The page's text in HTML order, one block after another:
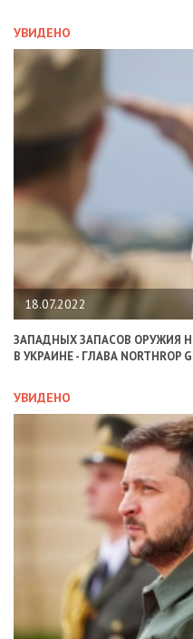
УВИДЕНО
18.07.2022
ЗАПАДНЫХ ЗАПАСОВ ОРУЖИЯ
В УКРАИНЕ - ГЛАВА NORTHROP
УВИДЕНО